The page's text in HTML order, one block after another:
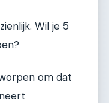
Wil je 5
om dat